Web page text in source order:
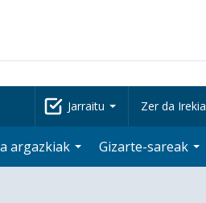
Jarraitu Zer da Irekia
argazkiak Gizarte-sareak